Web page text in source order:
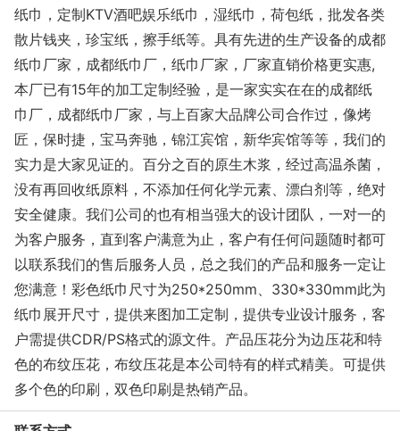
纸巾，定制KTV酒吧娱乐纸巾，湿纸巾，荷包纸，批发各类
散片钱夹，珍宝纸，擦手纸等。具有先进的生产设备的成都
纸巾厂家，成都纸巾厂，纸巾厂家，厂家直销价格更实惠,
本厂已有15年的加工定制经验，是一家实实在在的成都纸
巾厂，成都纸巾厂家，与上百家大品牌公司合作过，像烤
匠，保时捷，宝马奔驰，锦江宾馆，新华宾馆等等，我们的
实力是大家见证的。百分之百的原生木浆，经过高温杀菌，
没有再回收纸原料，不添加任何化学元素、漂白剂等，绝对
安全健康。我们公司的也有相当强大的设计团队，一对一的
为客户服务，直到客户满意为止，客户有任何问题随时都可
以联系我们的售后服务人员，总之我们的产品和服务一定让
您满意！彩色纸巾尺寸为250*250mm、330*330mm此为
纸巾展开尺寸，提供来图加工定制，提供专业设计服务，客
户需提供CDR/PS格式的源文件。产品压花分为边压花和特
色的布纹压花，布纹压花是本公司特有的样式精美。可提供
多个色的印刷，双色印刷是热销产品。